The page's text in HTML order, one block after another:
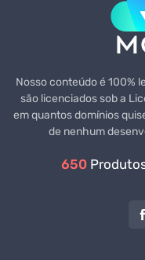
Nosso conteúdo é 100%
são licenciados sob a
em quantos domínios
de nenhum
650